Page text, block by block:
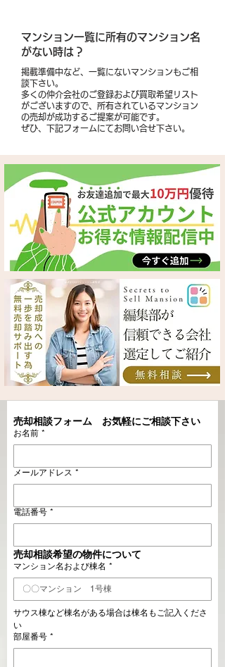
​マンション一覧に所有のマンション名
がない時は？
掲載準備中など、一覧にないマンションもご相
談下さい。
多くの仲介会社のご登録および買取希望リスト
がございますので、所有されているマンション
の売却が成功するご提案が可能です。
​ぜひ、下記フォームにてお問い合せ下さい。
売却相談フォーム　お気軽にご相談下さい
お名前 *
メールアドレス *
電話番号 *
売却相談希望の物件について
マンション名および棟名 *
サウス棟など棟名がある場合は棟名もご記入くださ
い
部屋番号 *